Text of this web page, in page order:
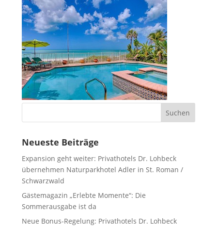
Neueste Beiträge
Expansion geht weiter: Privathotels Dr. Lohbeck
übernehmen Naturparkhotel Adler in St. Roman /
Schwarzwald
Gästemagazin „Erlebte Momente“: Die
Sommerausgabe ist da
Neue Bonus-Regelung: Privathotels Dr. Lohbeck